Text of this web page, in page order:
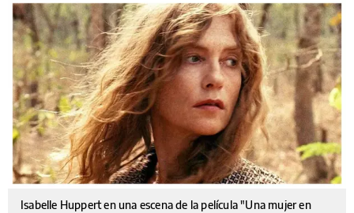
Isabelle Huppert en una escena de la película "Una mujer en